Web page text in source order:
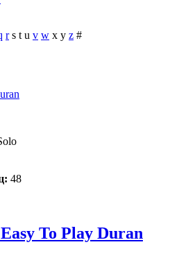
r s t u v w x y z #
48
To Play Duran